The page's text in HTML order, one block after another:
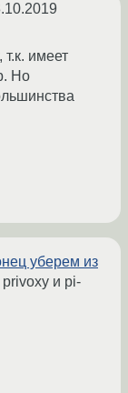
имеет
Но
уберем из
и pi-